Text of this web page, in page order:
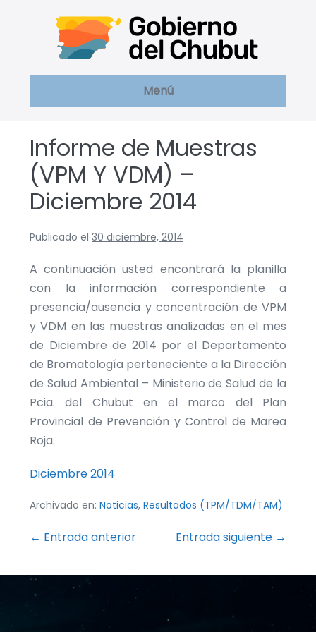
Menú
Informe de Muestras
(VPM Y VDM) –
Diciembre 2014
Publicado el 30 diciembre, 2014
A continuación usted encontrará la planilla
con la información correspondiente a
presencia/ausencia y concentración de VPM
y VDM en las muestras analizadas en el mes
de Diciembre de 2014 por el Departamento
de Bromatología perteneciente a la Dirección
de Salud Ambiental – Ministerio de Salud de la
Pcia. del Chubut en el marco del Plan
Provincial de Prevención y Control de Marea
Roja.
Diciembre 2014
Archivado en: Noticias, Resultados (TPM/TDM/TAM)
Navegación
entradas
← Entrada anterior Entrada siguiente →